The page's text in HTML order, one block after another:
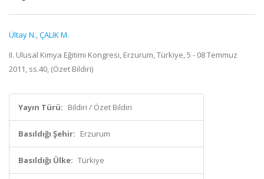
Ültay N.,ÇALIK M.
II. Ulusal Kimya Eğitimi Kongresi, Erzurum, Türkiye, 5 - 08 Temmuz
2011, ss.40, (Özet Bildiri)
Yayın Türü: Bildiri / Özet Bildiri
Basıldığı Şehir: Erzurum
Basıldığı Ülke: Türkiye